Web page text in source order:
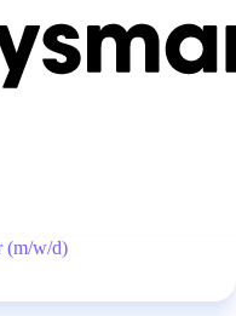
(m/w/d)